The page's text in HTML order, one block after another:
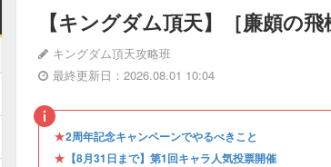
【キングダム頂天】［廉頗の
キングダム頂天攻略班
最終更新日：2026.08.01 10:04
★2周年記念キャンペーンでやるべきこと
★ 【8月31日まで】第1回キャラ人気投票開催